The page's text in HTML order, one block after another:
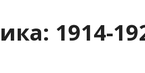
1914-